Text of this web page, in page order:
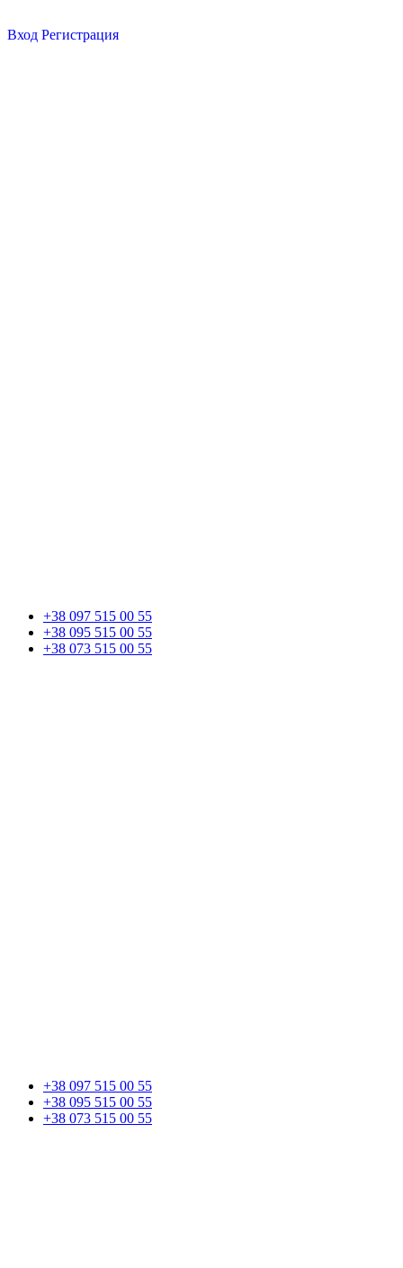
Вход Регистрация
+38 097 515 00 55
+38 095 515 00 55
+38 073 515 00 55
+38 097 515 00 55
+38 095 515 00 55
+38 073 515 00 55